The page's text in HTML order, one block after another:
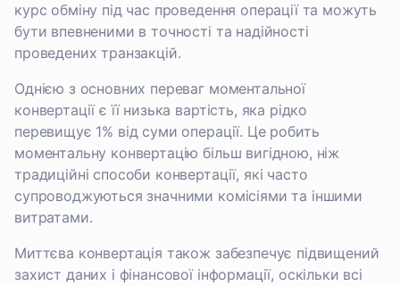
курс обміну під час проведення операції та можуть
бути впевненими в точності та надійності
проведених транзакцій.
Однією з основних переваг моментальної
конвертації є її низька вартість, яка рідко
перевищує 1% від суми операції. Це робить
моментальну конвертацію більш вигідною, ніж
традиційні способи конвертації, які часто
супроводжуються значними комісіями та іншими
витратами.
Миттєва конвертація також забезпечує підвищений
захист даних і фінансової інформації, оскільки всі